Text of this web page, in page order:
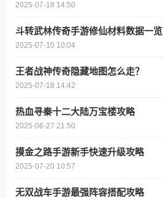
2025-07-18 14:50
斗转武林传奇手游修仙材料数据一览
2025-07-10 10:04
王者战神传奇隐藏地图怎么走？
2025-07-18 14:42
热血寻秦十二大陆万宝楼攻略
2025-06-27 21:50
摸金之路手游新手快速升级攻略
2025-07-20 10:57
无双战车手游最强阵容搭配攻略